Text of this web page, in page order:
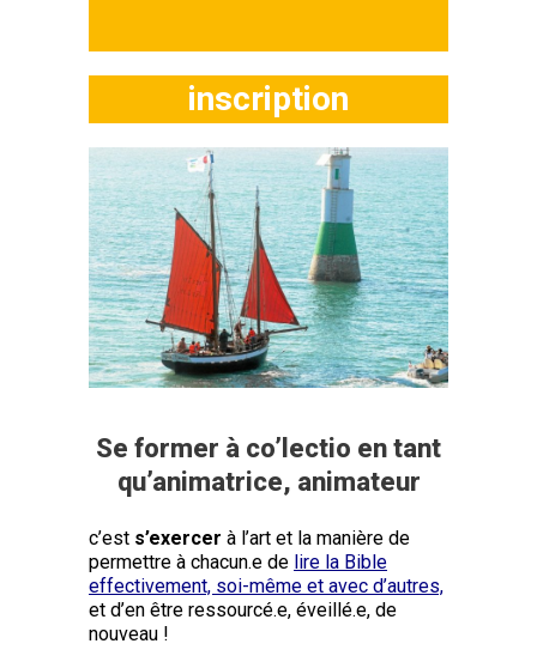
inscription
Se former à co’lectio en tant
qu’animatrice, animateur
c’est s’exercer à l’art et la manière de
permettre à chacun.e de lire la Bible
effectivement, soi-même et avec d’autres,
et d’en être ressourcé.e, éveillé.e, de
nouveau !